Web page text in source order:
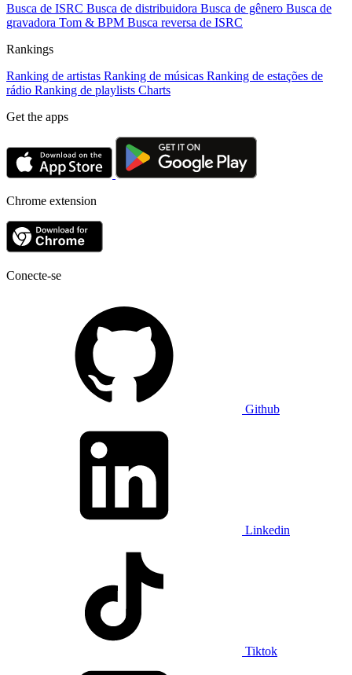
Busca de ISRC Busca de distribuidora Busca de gênero Busca de
gravadora Tom & BPM Busca reversa de ISRC
Rankings
Ranking de artistas Ranking de músicas Ranking de estações de
rádio Ranking de playlists Charts
Get the apps
Chrome extension
Conecte-se
Github
Linkedin
Tiktok